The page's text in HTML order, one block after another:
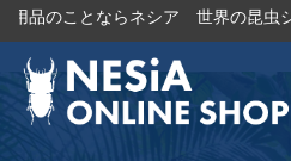
とならネシア 世界の昆虫ショップ